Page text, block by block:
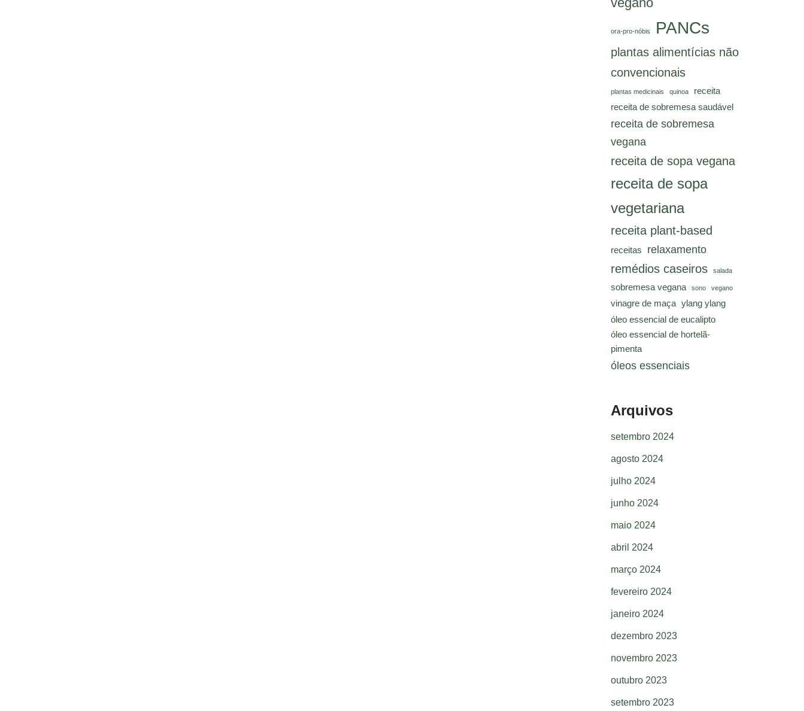
ora-pro-nóbis PANCs
plantas alimentícias não
convencionais
plantas medicinais quinoa
receita
receita de sobremesa saudável
receita de sobremesa
vegana
receita de sopa vegana
receita de sopa
vegetariana
receita plant-based
receitas relaxamento
remédios caseiros salada
sobremesa vegana sono vegano
vinagre de maça ylang ylang
óleo essencial de eucalipto
óleo essencial de hortelã-
pimenta
óleos essenciais
Arquivos
setembro 2024
agosto 2024
julho 2024
junho 2024
maio 2024
abril 2024
março 2024
fevereiro 2024
janeiro 2024
dezembro 2023
novembro 2023
outubro 2023
setembro 2023